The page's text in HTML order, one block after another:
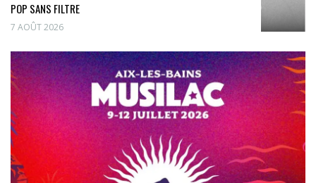
POP SANS FILTRE
7 AOÛT 2026